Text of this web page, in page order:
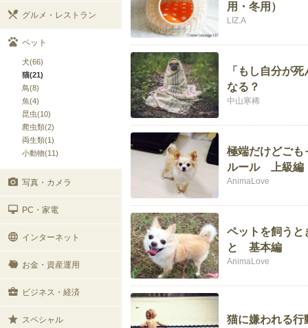
グルメ・レストラン
ペット
犬(66)
猫(21)
鳥(8)
魚(4)
昆虫(10)
爬虫類(2)
両生類(1)
小動物(11)
写真・カメラ
PC・家電
インターネット
お金・資産運用
ビジネス・経済
スペシャル
用・冬用）
LIZ.A
「もし自分が
なる？
中山寒稀
極端だけどごも
ルール 上級編
AnimaLove
ペットを飼う
と 基本編
AnimaLove
猫に嫌われる行